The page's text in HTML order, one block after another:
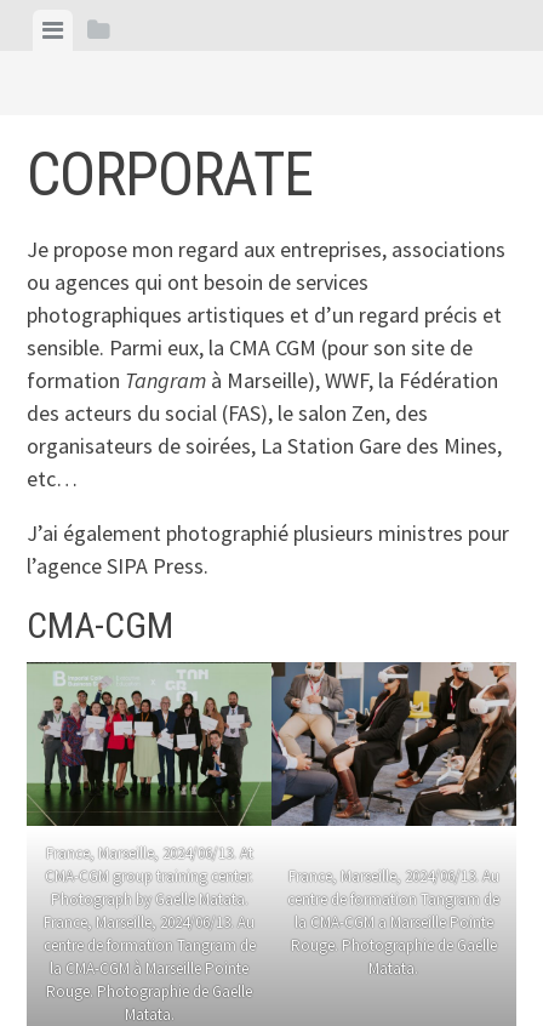
ViewView
CORPORATE
Je propose mon regard aux entreprises, associations
ou agences qui ont besoin de services
photographiques artistiques et d’un regard précis et
sensible. Parmi eux, la CMA CGM (pour son site de
formation Tangram à Marseille), WWF, la Fédération
des acteurs du social (FAS), le salon Zen, des
organisateurs de soirées, La Station Gare des Mines,
etc…
J’ai également photographié plusieurs ministres pour
l’agence SIPA Press.
CMA-CGM
France, Marseille, 2024/06/13. At
CMA-CGM group training center.
Photograph by Gaelle Matata.
France, Marseille, 2024/06/13. Au
centre de formation Tangram de
la CMA-CGM à Marseille Pointe
Rouge. Photographie de Gaelle
Matata.
France, Marseille, 2024/06/13. Au
centre de formation Tangram de
la CMA-CGM a Marseille Pointe
Rouge. Photographie de Gaelle
Matata.